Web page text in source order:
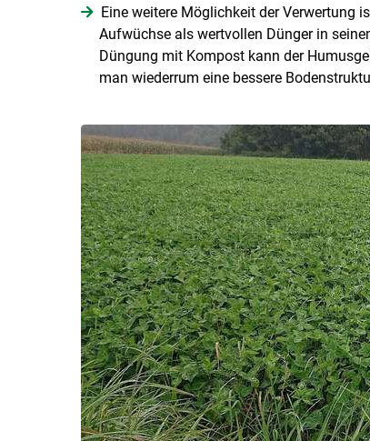
Eine weitere Möglichkeit der Verwertung
Aufwüchse als wertvollen Dünger in
Düngung mit Kompost kann der
man wiederrum eine bessere